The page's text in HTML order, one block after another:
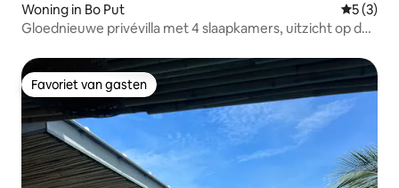
Woning in Bo Put
5 (3)
Gloednieuwe privévilla met 4 slaapkamers, uitzicht op de
Favoriet van gasten
Favoriet van gasten